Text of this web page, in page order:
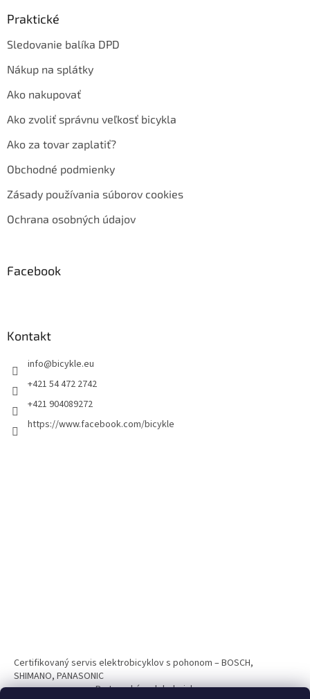
Praktické
Sledovanie balíka DPD
Nákup na splátky
Ako nakupovať
Ako zvoliť správnu veľkosť bicykla
Ako za tovar zaplatiť?
Obchodné podmienky
Zásady používania súborov cookies
Ochrana osobných údajov
Facebook
Kontakt
info@bicykle.eu
+421 54 472 2742
+421 904089272
https://www.facebook.com/bicykle
Certifikovaný servis elektrobicyklov s pohonom – BOSCH,
SHIMANO, PANASONIC
Partnerský web hokejshop.eu